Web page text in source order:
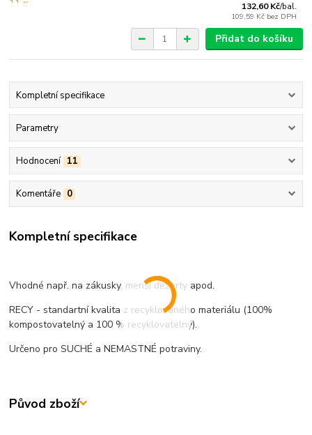
132,60 Kč/bal.
109,59 Kč bez DPH
Přidat do košíku
Kompletní specifikace
Parametry
Hodnocení 11
Komentáře 0
Kompletní specifikace
Vhodné např. na zákusky, menší dezerty apod.
RECY - standartní kvalita z recyklovaného materiálu (100%
kompostovatelný a 100 % recyklovatelný).
Určeno pro SUCHÉ a NEMASTNÉ potraviny.
Původ zboží